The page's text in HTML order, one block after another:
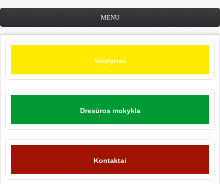
MENU
Veislynas
Dresūros mokykla
Kontaktai